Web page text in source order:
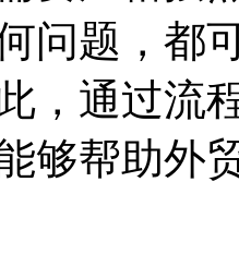
问题，都
，通过流
够帮助外